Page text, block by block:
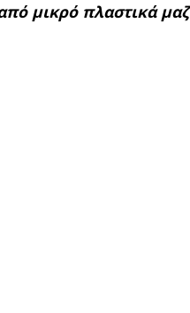
μικρό πλαστικά